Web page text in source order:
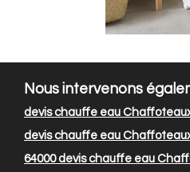
Nous intervenons
devis chauffe eau
devis chauffe eau
64000devis chauffe eau